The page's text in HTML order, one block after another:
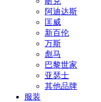
阿迪达斯
匡威
新百伦
万斯
彪马
巴黎世家
亚瑟士
其他品牌
服装